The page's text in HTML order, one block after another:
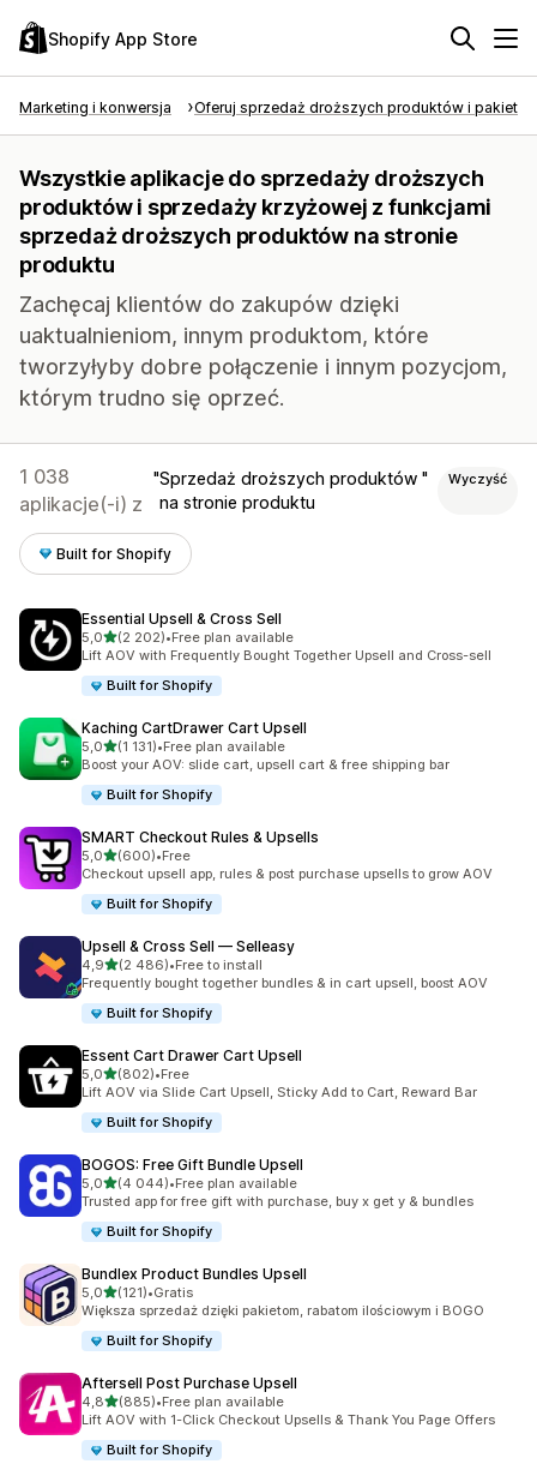
Shopify App Store
Marketing i konwersja Oferuj sprzedaż droższych produktów i
Wszystkie aplikacje do sprzedaży droższych
produktów i sprzedaży krzyżowej z funkcjami
sprzedaż droższych produktów na stronie
produktu
Zachęcaj klientów do zakupów dzięki
uaktualnieniom, innym produktom, które
tworzyłyby dobre połączenie i innym pozycjom,
którym trudno się oprzeć.
1 038
aplikacje(-i) z
Sprzedaż droższych produktów
na stronie produktu
Wyczyść
Built for Shopify
Essential Upsell & Cross Sell
5,0na 5 gwiazdek
(2 202)
Łączna liczba recenzji: 2202
•Free plan available
Lift AOV with Frequently Bought Together Upsell and Cross-sell
Built for Shopify
Kaching CartDrawer Cart Upsell
5,0na 5 gwiazdek
(1 131)
Łączna liczba recenzji: 1131
•Free plan available
Boost your AOV: slide cart, upsell cart & free shipping bar
Built for Shopify
SMART Checkout Rules & Upsells
5,0na 5 gwiazdek
(600)
Łączna liczba recenzji: 600
•Free
Checkout upsell app, rules & post purchase upsells to grow AOV
Built for Shopify
Upsell & Cross Sell — Selleasy
4,9na 5 gwiazdek
(2 486)
Łączna liczba recenzji: 2486
•Free to install
Frequently bought together bundles & in cart upsell, boost AOV
Built for Shopify
Essent Cart Drawer Cart Upsell
5,0na 5 gwiazdek
(802)
Łączna liczba recenzji: 802
•Free
Lift AOV via Slide Cart Upsell, Sticky Add to Cart, Reward Bar
Built for Shopify
BOGOS: Free Gift Bundle Upsell
5,0na 5 gwiazdek
(4 044)
Łączna liczba recenzji: 4044
•Free plan available
Trusted app for free gift with purchase, buy x get y & bundles
Built for Shopify
Bundlex Product Bundles Upsell
5,0na 5 gwiazdek
(121)
Łączna liczba recenzji: 121
•Gratis
Większa sprzedaż dzięki pakietom, rabatom ilościowym i BOGO
Built for Shopify
Aftersell Post Purchase Upsell
4,8na 5 gwiazdek
(885)
Łączna liczba recenzji: 885
•Free plan available
Lift AOV with 1-Click Checkout Upsells & Thank You Page Offers
Built for Shopify